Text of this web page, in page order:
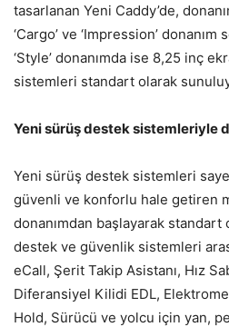
tasarlanan Yeni Caddy’de,
‘Cargo’ ve ‘Impression’ donanım
‘Style’ donanımda ise 8,25 inç
sistemleri standart olarak
Yeni sürüş destek sistemleriyle
Yeni sürüş destek sistemleri
güvenli ve konforlu hale getiren
donanımdan başlayarak
destek ve güvenlik sistemleri
eCall, Şerit Takip Asistanı, Hız
Diferansiyel Kilidi EDL,
Hold, Sürücü ve yolcu için yan,